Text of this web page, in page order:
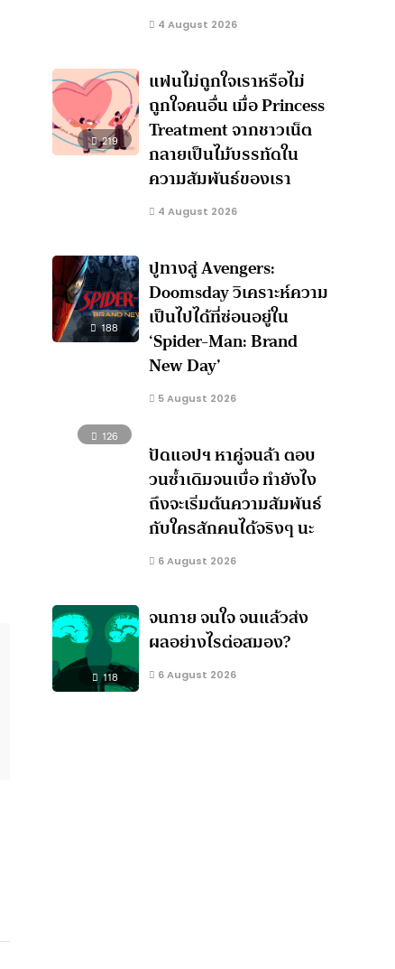
4 August 2026
219
แฟนไม่ถูกใจเราหรือไม่
ถูกใจคนอื่น เมื่อ Princess
Treatment จากชาวเน็ต
กลายเป็นไม้บรรทัดใน
ความสัมพันธ์ของเรา
4 August 2026
188
ปูทางสู่ Avengers:
Doomsday วิเคราะห์ความ
เป็นไปได้ที่ซ่อนอยู่ใน
‘Spider-Man: Brand
New Day’
5 August 2026
126
ปัดแอปฯ หาคู่จนล้า ตอบ
วนซ้ำเดิมจนเบื่อ ทำยังไง
ถึงจะเริ่มต้นความสัมพันธ์
กับใครสักคนได้จริงๆ นะ
6 August 2026
118
จนกาย จนใจ จนแล้วส่ง
ผลอย่างไรต่อสมอง?
6 August 2026